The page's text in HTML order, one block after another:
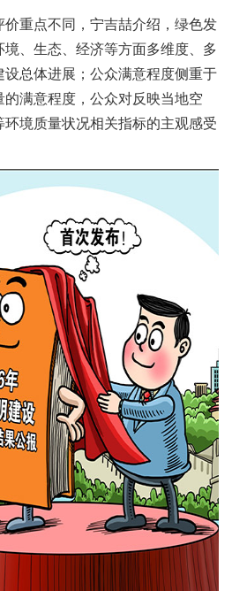
价重点不同，宁吉喆介绍，绿色发
、生态、经济等方面多维度、多
设总体进展；公众满意程度侧重于
满意程度，公众对反映当地空
境质量状况相关指标的主观感受